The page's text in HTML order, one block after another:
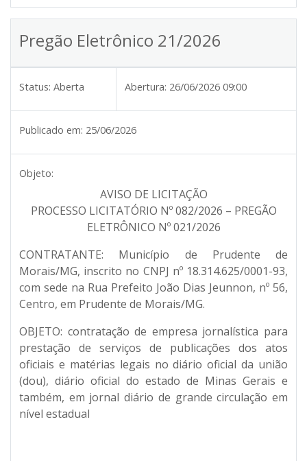
Pregão Eletrônico 21/2026
Status: Aberta Abertura: 26/06/2026 09:00
Publicado em: 25/06/2026
Objeto:
AVISO DE LICITAÇÃO
PROCESSO LICITATÓRIO Nº 082/2026 – PREGÃO
ELETRÔNICO Nº 021/2026
CONTRATANTE: Município de Prudente de
Morais/MG, inscrito no CNPJ nº 18.314.625/0001-93,
com sede na Rua Prefeito João Dias Jeunnon, nº 56,
Centro, em Prudente de Morais/MG.
OBJETO: contratação de empresa jornalística para
prestação de serviços de publicações dos atos
oficiais e matérias legais no diário oficial da união
(dou), diário oficial do estado de Minas Gerais e
também, em jornal diário de grande circulação em
nível estadual